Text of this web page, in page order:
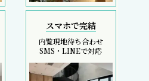
スマホで完結
内覧現地待ち合わせ
SMS・LINEで対応